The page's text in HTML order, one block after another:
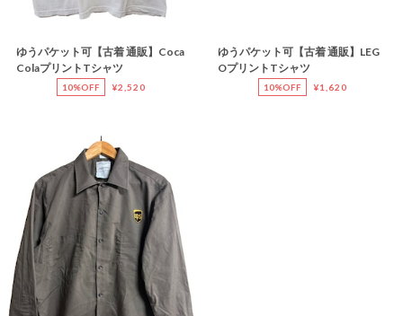
ゆうパケット可【古着 通販】Coca
ColaプリントTシャツ
10%OFF ¥2,520
ゆうパケット可【古着 通販】LEG
OプリントTシャツ
10%OFF ¥1,620